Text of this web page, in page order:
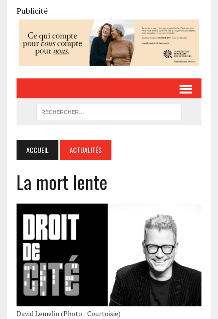
Publicité
ACCUEIL ACTUALITÉS
La mort lente
David Lemelin (Photo : Courtoisie)